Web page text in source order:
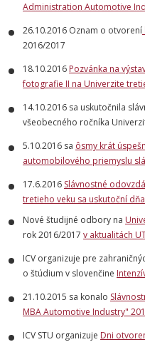
Administration Automotive
26.10.2016 Oznam o otvorení
2016/2017
18.10.2016 Pozvánka na
fotografie II na Univerzite
14.10.2016 sa uskutočnila
všeobecného ročníka
5.10.2016 sa ôsmy krát
automobilového priemyslu
17.6.2016 Slávnostné
tretieho veku sa uskutoční
Nové študijné odbory na
rok 2016/2017 v aktualitách
ICV organizuje pre
o štúdium v slovenčine
21.10.2015 sa konalo
MBA Automotive Industry"
ICV STU organizuje Dni